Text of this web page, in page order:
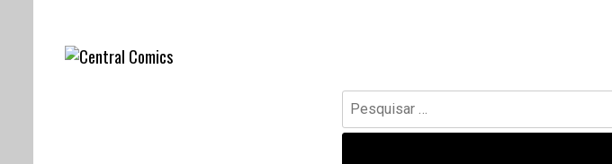
Pesquisar
por: